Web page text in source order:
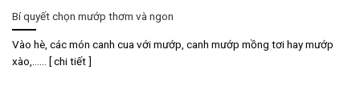
Bí quyết chọn mướp thơm và ngon
Vào hè, các món canh cua với mướp, canh mướp mồng tơi hay mướp
xào,…... [ chi tiết ]